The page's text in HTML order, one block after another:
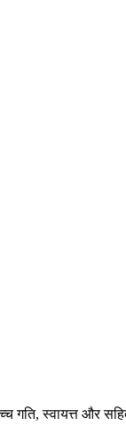
स्वायत्त और